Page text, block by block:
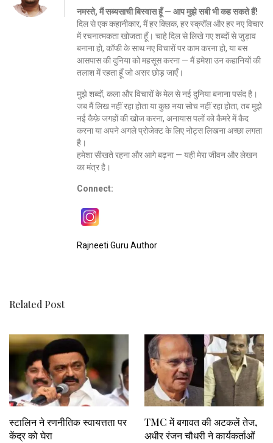
नमस्ते, मैं सब्यसाची बिस्वास हूँ — आप मुझे सबी भी कह सकते हैं!
दिल से एक कहानीकार, मैं हर क्लिक, हर स्क्रॉल और हर नए विचार
में रचनात्मकता खोजता हूँ। चाहे दिल से लिखे गए शब्दों से जुड़ाव
बनाना हो, कॉफी के साथ नए विचारों पर काम करना हो, या बस
आसपास की दुनिया को महसूस करना — मैं हमेशा उन कहानियों की
तलाश में रहता हूँ जो असर छोड़ जाएँ।
मुझे शब्दों, कला और विचारों के मेल से नई दुनिया बनाना पसंद है।
जब मैं लिख नहीं रहा होता या कुछ नया सोच नहीं रहा होता, तब मुझे
नई कैफ़े जगहों की खोज करना, अनायास पलों को कैमरे में कैद
करना या अपने अगले प्रोजेक्ट के लिए नोट्स लिखना अच्छा लगता
है।
हमेशा सीखते रहना और आगे बढ़ना — यही मेरा जीवन और लेखन
का मंत्र है।
Connect:
Rajneeti Guru Author
Related Post
स्टालिन ने रणनीतिक स्वायत्तता पर
केंद्र को घेरा
TMC में बगावत की अटकलें तेज,
अधीर रंजन चौधरी ने कार्यकर्ताओं